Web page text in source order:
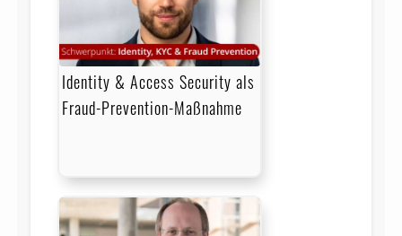
Identity & Access Security als
Fraud-Prevention-Maßnahme